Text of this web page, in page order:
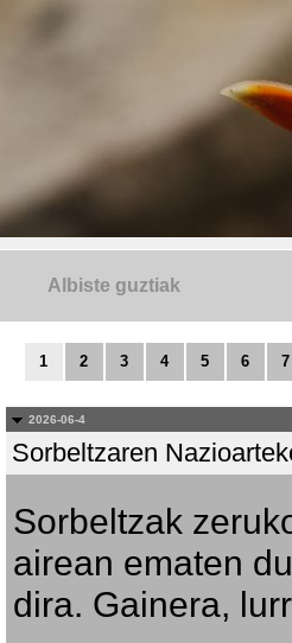
Albiste guztiak
1 2 3 4 5 6 7
2026-06-4
Sorbeltzaren
Sorbeltzak
airean ematen
dira. Gainera,